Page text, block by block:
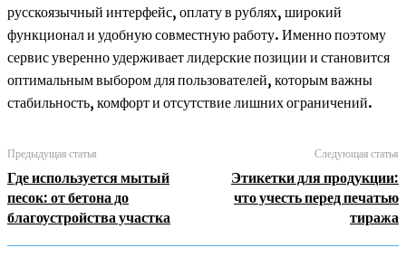
русскоязычный интерфейс, оплату в рублях, широкий
функционал и удобную совместную работу. Именно поэтому
сервис уверенно удерживает лидерские позиции и становится
оптимальным выбором для пользователей, которым важны
стабильность, комфорт и отсутствие лишних ограничений.
Предыдущая статья
Где используется мытый
песок: от бетона до
благоустройства участка
Следующая статья
Этикетки для продукции:
что учесть перед печатью
тиража